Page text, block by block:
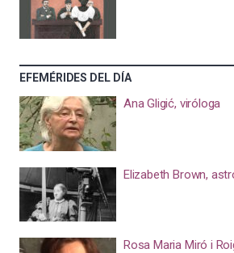
EFEMÉRIDES DEL DÍA
Ana Gligić, viróloga
Elizabeth Brown,
Rosa Maria Miró i